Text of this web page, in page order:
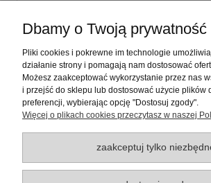
Śruba napędowa 12 1/4 x 9
50KM Typ: SU40
479,00 zł
zawiera 23% VAT, bez kosztów
do koszyka
Warunki zakupów
Dbamy o Twoją prywatność
Pliki cookies i pokrewne im technologie
działanie strony i pomagają nam dostosować
Możesz zaakceptować wykorzystanie przez nas
i przejść do sklepu lub dostosować użycie plików
preferencji, wybierając opcję "Dostosuj zgody".
Więcej o plikach cookies przeczytasz w naszej
zaakceptuj tylko